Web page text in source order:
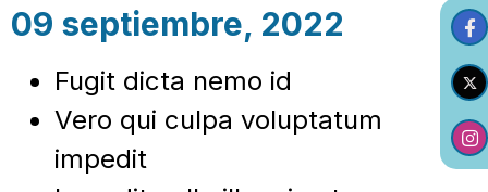
09 septiembre, 2022
Fugit dicta nemo id
Vero qui culpa voluptatum
impedit